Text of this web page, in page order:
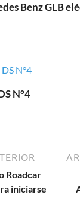
Benz GLB
N°4
Roadcar
iniciarse